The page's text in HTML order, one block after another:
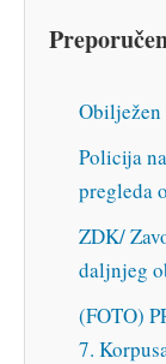
Obilježen
Policija
pregleda
ZDK/
daljnjeg
(FOTO)
7.